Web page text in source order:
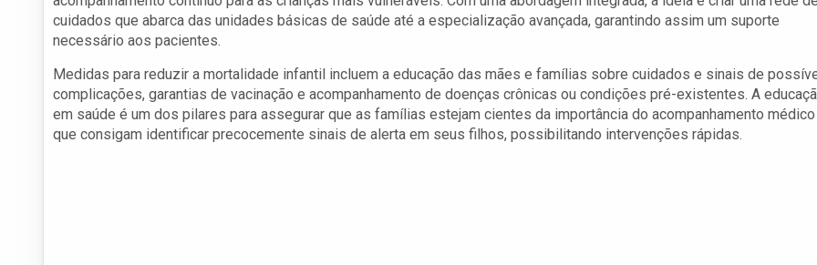
cuidados que abarca das unidades básicas de saúde até a especialização avançada, garantindo assim um suporte
necessário aos pacientes.
Medidas para reduzir a mortalidade infantil incluem a educação das mães e famílias sobre cuidados e sinais de
complicações, garantias de vacinação e acompanhamento de doenças crônicas ou condições pré-existentes. A
em saúde é um dos pilares para assegurar que as famílias estejam cientes da importância do acompanhamento
que consigam identificar precocemente sinais de alerta em seus filhos, possibilitando intervenções rápidas.